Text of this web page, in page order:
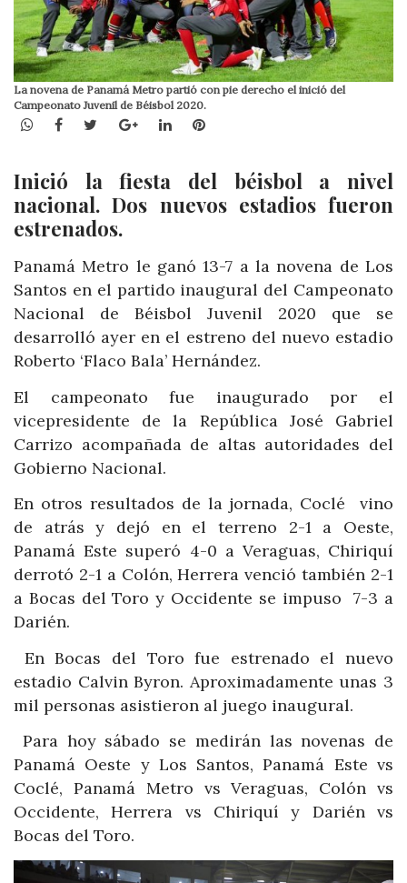
La novena de Panamá Metro partió con pie derecho el inició del
Campeonato Juvenil de Béisbol 2020.
WhatsApp
Facebook
TwitterGoogle+LinkedInPinterest
Inició la fiesta del béisbol a nivel
nacional. Dos nuevos estadios fueron
estrenados.
Panamá Metro le ganó 13-7 a la novena de Los
Santos en el partido inaugural del Campeonato
Nacional de Béisbol Juvenil 2020 que se
desarrolló ayer en el estreno del nuevo estadio
Roberto ‘Flaco Bala’ Hernández.
El campeonato fue inaugurado por el
vicepresidente de la República José Gabriel
Carrizo acompañada de altas autoridades del
Gobierno Nacional.
En otros resultados de la jornada, Coclé vino
de atrás y dejó en el terreno 2-1 a Oeste,
Panamá Este superó 4-0 a Veraguas, Chiriquí
derrotó 2-1 a Colón, Herrera venció también 2-1
a Bocas del Toro y Occidente se impuso 7-3 a
Darién.
En Bocas del Toro fue estrenado el nuevo
estadio Calvin Byron. Aproximadamente unas 3
mil personas asistieron al juego inaugural.
Para hoy sábado se medirán las novenas de
Panamá Oeste y Los Santos, Panamá Este vs
Coclé, Panamá Metro vs Veraguas, Colón vs
Occidente, Herrera vs Chiriquí y Darién vs
Bocas del Toro.